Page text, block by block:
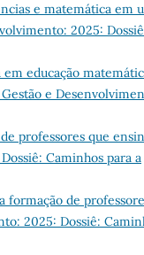
e matemática em
2025:
em educação
e
professores que
Caminhos para a
formação de
2025: Dossiê: